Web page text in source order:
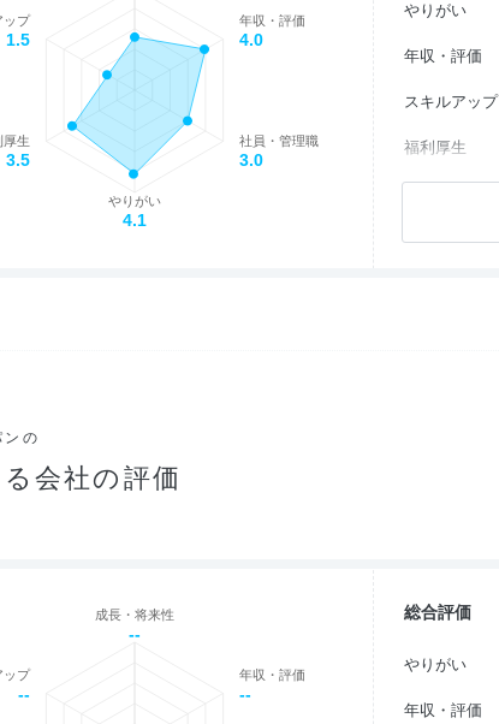
年収・評価
4.0
社員・管理職
3.0
やりがい
4.1
厚生
3.5
ップ
1.5
やりがい
年収・評価
スキルアップ
福利厚生
社員・管理職
ンの
会社の評価
成長・将来性
--
年収・評価
--
ップ
--
総合評価
やりがい
年収・評価